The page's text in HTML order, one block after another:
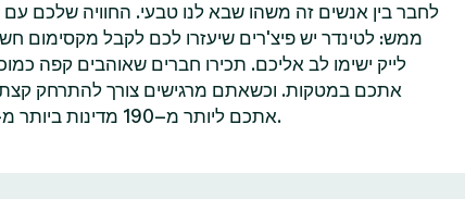
לחבר בין אנשים זה משהו שבא לנו טבעי. החוויה שלכם עם
ממש: לטינדר יש פיצ'רים שיעזרו לכם לקבל מקסימום
לייק ישימו לב אליכם. תכירו חברים שאוהבים קפה
אתכם במטקות. וכשאתם מרגישים צורך להתרחק
אתכם ליותר מ–190 מדינות ביותר מ–40 שפות—הכל אפשרי בטינדר.